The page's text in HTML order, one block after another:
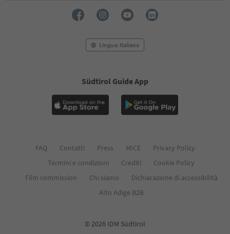
Lingua: Italiano
Südtirol Guide App
FAQ Contatti Press MICE
Privacy Policy
Termini e condizioni
Crediti
Cookie Policy
Film commission
Chi siamo
Dichiarazione di accessibilità
Alto Adige B2B
© 2026 IDM Südtirol